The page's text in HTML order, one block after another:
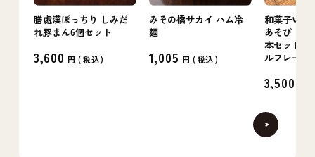
膳處漢ぽっちり しみだ
れ豚まん6個セット
3,600 円 (税込)
みその橋サカイ ハム冷
麺
1,005 円 (税込)
和菓子いけ
あそび（葛
本セット〜
ルフレーバ
3,500